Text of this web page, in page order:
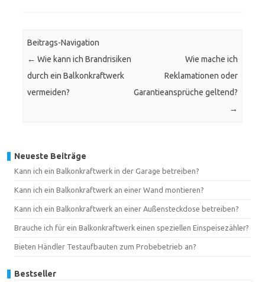
Beitrags-Navigation
← Wie kann ich Brandrisiken
durch ein Balkonkraftwerk
vermeiden?
Wie mache ich
Reklamationen oder
Garantieansprüche geltend?
→
Neueste Beiträge
Kann ich ein Balkonkraftwerk in der Garage betreiben?
Kann ich ein Balkonkraftwerk an einer Wand montieren?
Kann ich ein Balkonkraftwerk an einer Außensteckdose betreiben?
Brauche ich für ein Balkonkraftwerk einen speziellen Einspeisezähler?
Bieten Händler Testaufbauten zum Probebetrieb an?
Bestseller